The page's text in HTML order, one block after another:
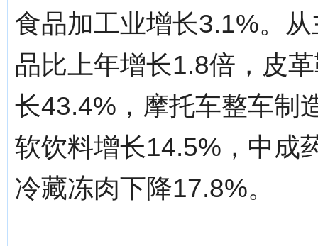
食品加工业增长3.1%。
品比上年增长1.8倍，皮
长43.4%，摩托车整车制
软饮料增长14.5%，中成
冷藏冻肉下降17.8%。